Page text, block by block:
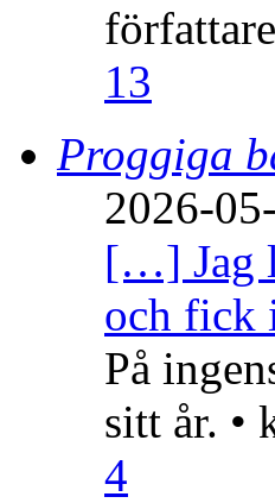
13
Proggiga
2026-
[…] Jag
och fick
På
sitt år. •
4